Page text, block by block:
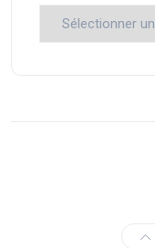
Archives